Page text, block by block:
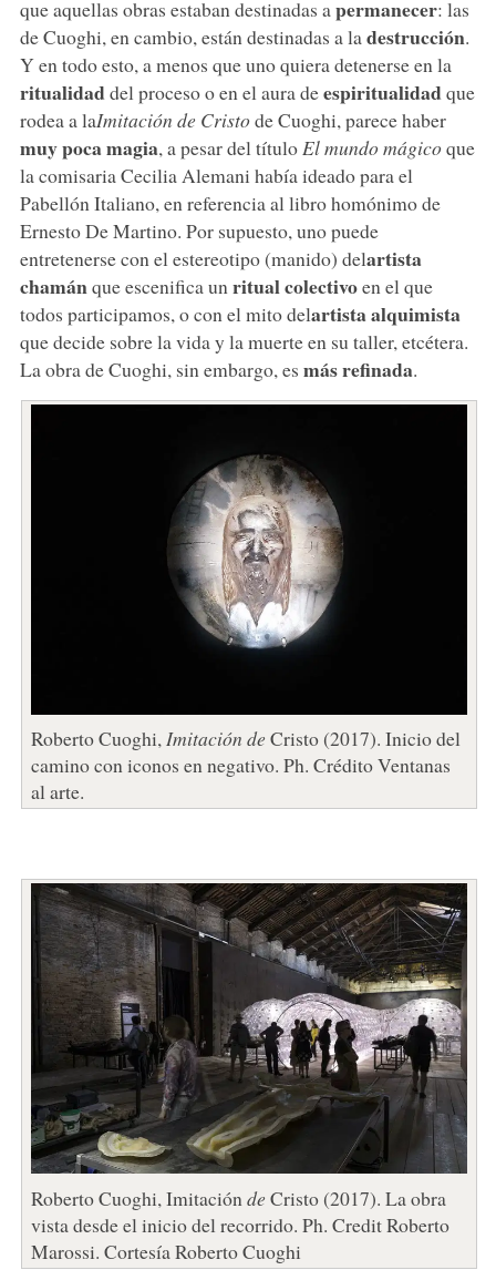
que aquellas obras estaban destinadas a permanecer: las
de Cuoghi, en cambio, están destinadas a la destrucción.
Y en todo esto, a menos que uno quiera detenerse en la
ritualidaddel proceso o en el aura deespiritualidadque
rodea a laImitación de Cristode Cuoghi, parece haber
muy poca magia, a pesar del título El mundo mágicoque
la comisaria Cecilia Alemani había ideado para el
Pabellón Italiano, en referencia al libro homónimo de
Ernesto De Martino. Por supuesto, uno puede
entretenerse con el estereotipo (manido) delartista
chamánque escenifica un ritual colectivoen el que
todos participamos, o con el mito delartista alquimista
que decide sobre la vida y la muerte en su taller, etcétera.
La obra de Cuoghi, sin embargo, es más refinada.
Roberto Cuoghi, Imitación de Cristo (2017). Inicio del
camino con iconos en negativo. Ph. Crédito Ventanas
al arte.
Roberto Cuoghi, Imitación de Cristo (2017). La obra
vista desde el inicio del recorrido. Ph. Credit Roberto
Marossi. Cortesía Roberto Cuoghi